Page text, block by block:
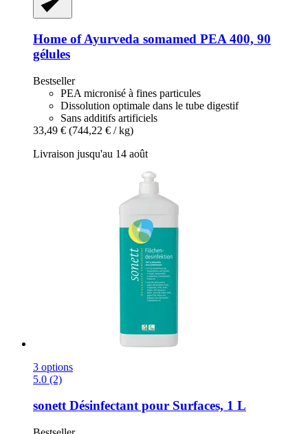
Home of Ayurveda somamed PEA 400, 90
gélules
Bestseller
PEA micronisé à fines particules
Dissolution optimale dans le tube digestif
Sans additifs artificiels
33,49 € (744,22 € / kg)
Livraison jusqu'au 14 août
3 options
5.0 (2)
sonettDésinfectant pour Surfaces, 1 L